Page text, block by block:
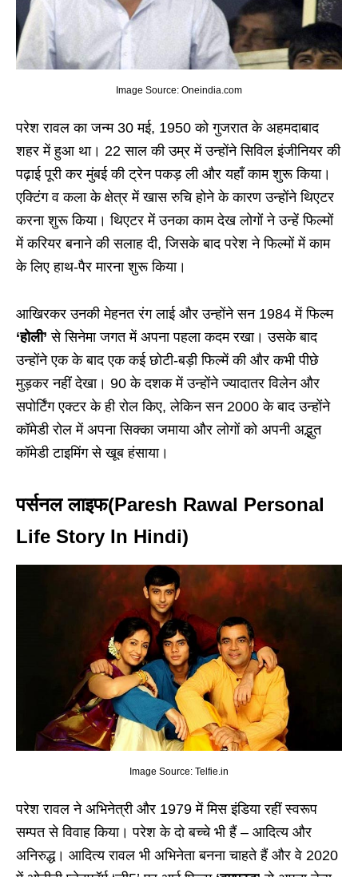
Image Source: Oneindia.com
परेश रावल का जन्म 30 मई, 1950 को गुजरात के अहमदाबाद
शहर में हुआ था। 22 साल की उम्र में उन्होंने सिविल इंजीनियर की
पढ़ाई पूरी कर मुंबई की ट्रेन पकड़ ली और यहाँ काम शुरू किया।
एक्टिंग व कला के क्षेत्र में खास रुचि होने के कारण उन्होंने थिएटर
करना शुरू किया। थिएटर में उनका काम देख लोगों ने उन्हें फिल्मों
में करियर बनाने की सलाह दी, जिसके बाद परेश ने फिल्मों में काम
के लिए हाथ-पैर मारना शुरू किया।
आखिरकर उनकी मेहनत रंग लाई और उन्होंने सन 1984 में फिल्म
‘होली’से सिनेमा जगत में अपना पहला कदम रखा। उसके बाद
उन्होंने एक के बाद एक कई छोटी-बड़ी फिल्में की और कभी पीछे
मुड़कर नहीं देखा। 90 के दशक में उन्होंने ज्यादातर विलेन और
सपोर्टिंग एक्टर के ही रोल किए, लेकिन सन 2000 के बाद उन्होंने
कॉमेडी रोल में अपना सिक्का जमाया और लोगों को अपनी अद्भुत
कॉमेडी टाइमिंग से खूब हंसाया।
पर्सनल लाइफ(Paresh Rawal Personal
Life Story In Hindi)
Image Source: Telfie.in
परेश रावल ने अभिनेत्री और 1979 में मिस इंडिया रहीं स्वरूप
सम्पत से विवाह किया। परेश के दो बच्चे भी हैं – आदित्य और
अनिरुद्ध। आदित्य रावल भी अभिनेता बनना चाहते हैं और वे 2020